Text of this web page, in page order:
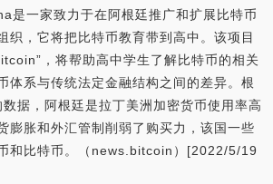
是一家致力于在阿根廷推广和扩展比特币
织，它将把比特币教育带到高中。该项目
，将帮助高中学生了解比特币的相关
体系与传统法定金融结构之间的差异。根
据，阿根廷是拉丁美洲加密货币使用率高
膨胀和外汇管制削弱了购买力，该国一些
和比特币。（news.bitcoin）[2022/5/19